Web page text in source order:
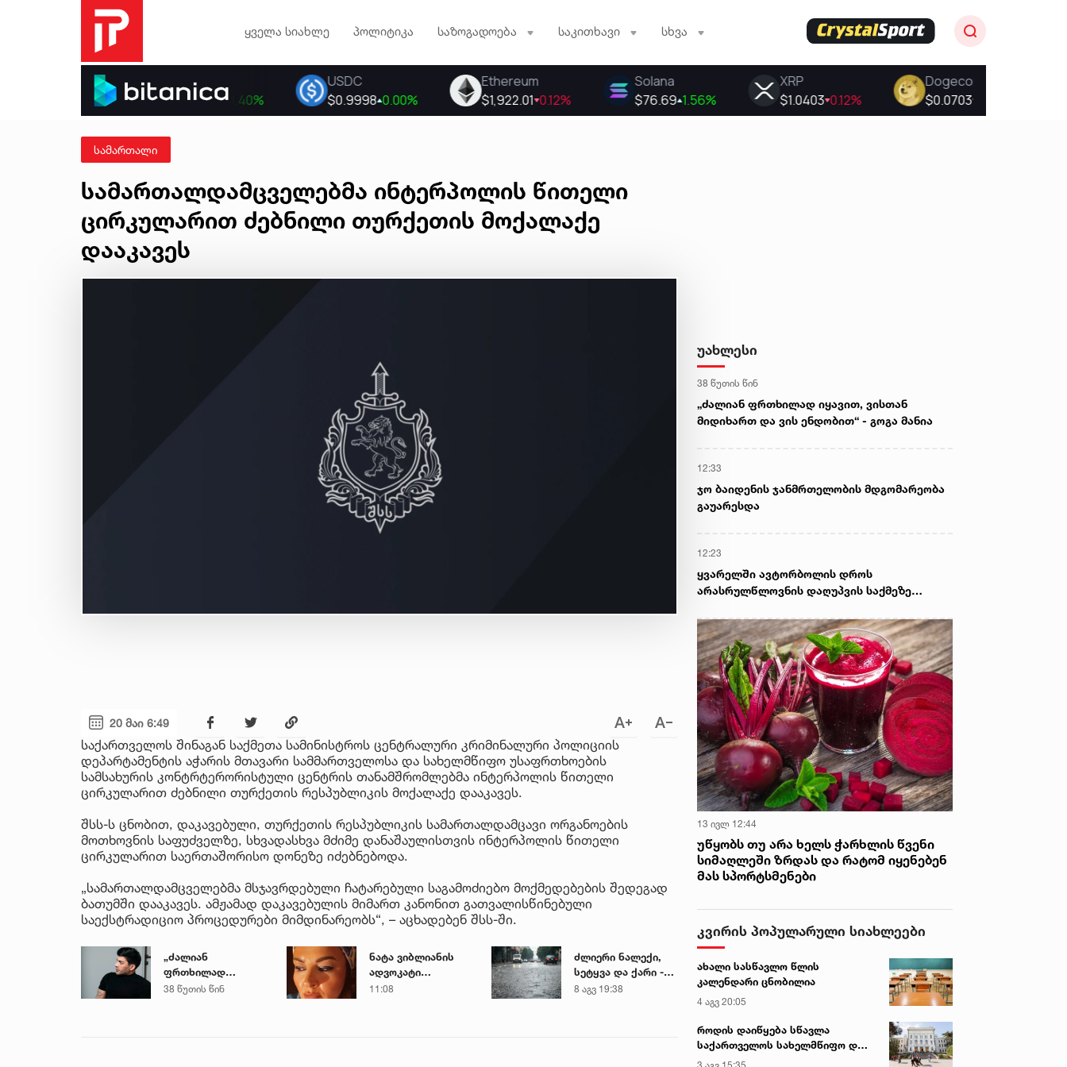
ყველა სიახლე პოლიტიკა საზოგადოება საკითხავი სხვა
სამართალი
სამართალდამცველებმა ინტერპოლის წითელი
ცირკულარით ძებნილი თურქეთის მოქალაქე
დააკავეს
20 მაი 6:49
საქართველოს შინაგან საქმეთა სამინისტროს ცენტრალური კრიმინალური პოლიციის
დეპარტამენტის აჭარის მთავარი სამმართველოსა და სახელმწიფო უსაფრთხოების
სამსახურის კონტრტერორისტული ცენტრის თანამშრომლებმა ინტერპოლის წითელი
ცირკულარით ძებნილი თურქეთის რესპუბლიკის მოქალაქე დააკავეს.
შსს-ს ცნობით, დაკავებული, თურქეთის რესპუბლიკის სამართალდამცავი ორგანოების
მოთხოვნის საფუძველზე, სხვადასხვა მძიმე დანაშაულისთვის ინტერპოლის წითელი
ცირკულარით საერთაშორისო დონეზე იძებნებოდა.
„სამართალდამცველებმა მსჯავრდებული ჩატარებული საგამოძიებო მოქმედებების შედეგად
ბათუმში დააკავეს. ამჟამად დაკავებულის მიმართ კანონით გათვალისწინებული
საექსტრადიციო პროცედურები მიმდინარეობს“, – აცხადებენ შსს-ში.
„ძალიან
ფრთხილად
იყავით, ვისთან
38 წუთის წინ
ნატა ვიბლიანის
ადვოკატი
მიმართვას
11:08
ძლიერი ნალექი,
სეტყვა და ქარი -
რომელ რეგიონს
8 აგვ 19:38
უახლესი
38 წუთის წინ
„ძალიან ფრთხილად იყავით, ვისთან
მიდიხართ და ვის ენდობით“ - გოგა მანია
12:33
ჯო ბაიდენის ჯანმრთელობის მდგომარეობა
გაუარესდა
12:23
ყვარელში ავტორბოლის დროს
არასრულწლოვნის დაღუპვის საქმეზე
რა არის ამ დროისთვის ცნობილი
13 ივლ 12:44
უწყობს თუ არა ხელს ჭარხლის წვენი
სიმაღლეში ზრდას და რატომ იყენებენ
მას სპორტსმენები
კვირის პოპულარული სიახლეები
ახალი სასწავლო წლის
კალენდარი ცნობილია
4 აგვ 20:05
როდის დაიწყება სწავლა
საქართველოს სახელმწიფო და
კერძო უნივერსიტეტებში